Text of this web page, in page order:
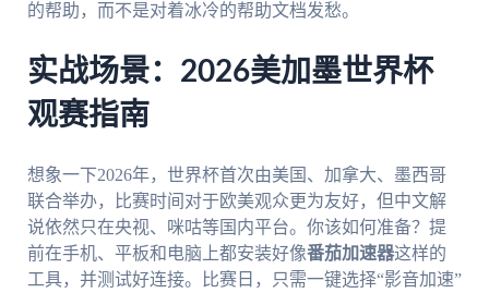
的帮助，而不是对着冰冷的帮助文档发愁。
实战场景：2026美加墨世界杯
观赛指南
想象一下2026年，世界杯首次由美国、加拿大、墨西哥
联合举办，比赛时间对于欧美观众更为友好，但中文解
说依然只在央视、咪咕等国内平台。你该如何准备？提
前在手机、平板和电脑上都安装好像番茄加速器这样的
工具，并测试好连接。比赛日，只需一键选择“影音加速”